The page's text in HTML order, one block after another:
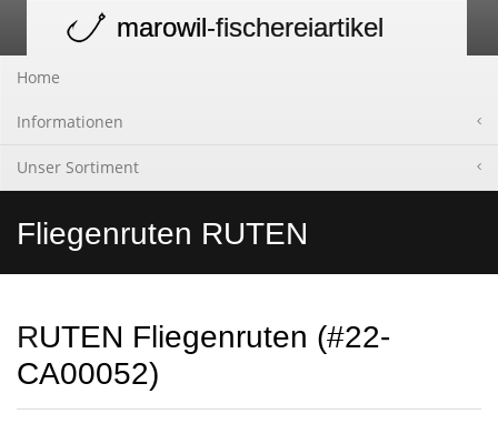
navigation
marowil-fischereiartikel
Home
Informationen
Unser Sortiment
Fliegenruten RUTEN
RUTEN Fliegenruten (#22-
CA00052)